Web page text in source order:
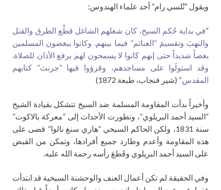
ويقول “تُلسي رام” أحد علماء الهندوس:
“في بداية حُكم السيخ، كان شغلهم الشاغل قطْع الطرق والقتل
والنهبَ وتقسيمَ “الغنائم” فيما بينهم. وكانوا يبغضون المسلمين
بغضاً شديداً حتى إنهم كانوا لا يسمحون لهم برفع الأذان للصلاة.
وقد استولَوا على مساجدهم، وقرؤوا فيها “جرنث” كتابهم
المقدس.” (شير فنجاب، طبعة 1872)
وأخيراً بدأت المقاومة المسلمة ضد السيخ تتشكل بقيادة الشيخ
“السيد أحمد البريلوي”، وتطورت الأحداث إلى “معركة بالاكوت”
سنة 1831، ولكن الحاكم السيخي “هاري سنغ نالوا” قضى على
هذه المقاومة وأعدم وطارد جميع أفرادها، وتمكن من القبض
على السيد أحمد البريلوي وقَطعَ رأسه رحمة الله عليه.
وفي الحقيقة لم تكن أعمال العنف والوحشنة السيخية قد ابتدأت